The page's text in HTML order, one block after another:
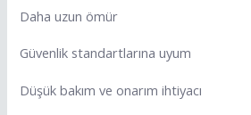
Daha uzun ömür
Güvenlik standartlarına uyum
Düşük bakım ve onarım ihtiyacı